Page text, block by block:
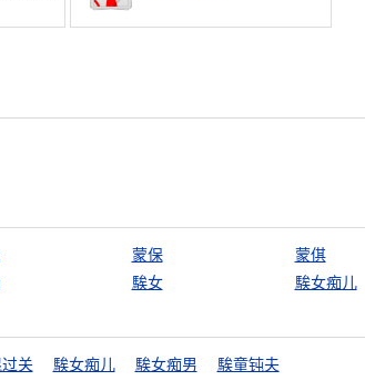
蒙保
蒙倛
騃女 騃女痴儿
关 騃女痴儿 騃女痴男 騃童钝夫